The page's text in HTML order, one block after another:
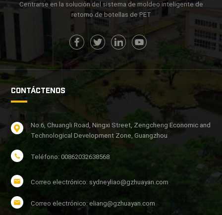
Centrarse en la solución del sistema de moldeo inteligente de
retorno de botellas de PET
CONTÁCTENOS
No.6, Chuangli Road, Ningxi Street, Zengcheng Economic and
Technological Development Zone, Guangzhou
Teléfono: 00862032638568
Correo electrónico: sydneyliao@gzhuayan.com
Correo electrónico: eliang@gzhuayan.com